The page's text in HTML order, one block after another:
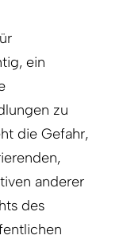
ein
zu
die Gefahr,
anderer
des